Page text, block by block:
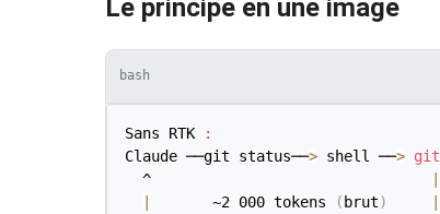
Le principe en une image
bash
Sans RTK
:
Claude ──git status──> shell ──> git
  ^
       ~2 000 tokens
( brut)